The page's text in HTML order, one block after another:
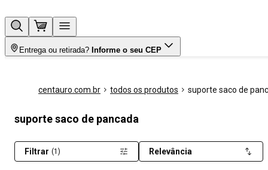
Entrega ou retirada? Informe o seu CEP
centauro.com.br todos os produtos suporte saco de
suporte saco de pancada
Filtrar (1) Relevância